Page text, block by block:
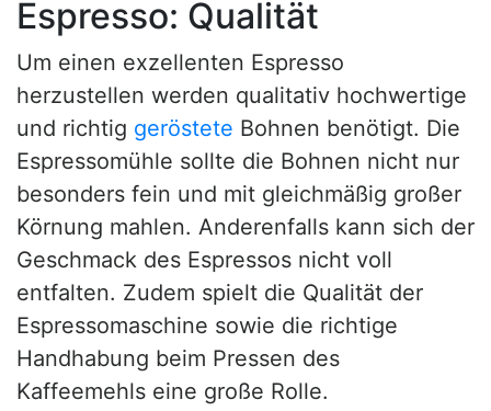
Espresso: Qualität
Um einen exzellenten Espresso
herzustellen werden qualitativ hochwertige
und richtig geröstete Bohnen benötigt. Die
Espressomühle sollte die Bohnen nicht nur
besonders fein und mit gleichmäßig großer
Körnung mahlen. Anderenfalls kann sich der
Geschmack des Espressos nicht voll
entfalten. Zudem spielt die Qualität der
Espressomaschine sowie die richtige
Handhabung beim Pressen des
Kaffeemehls eine große Rolle.